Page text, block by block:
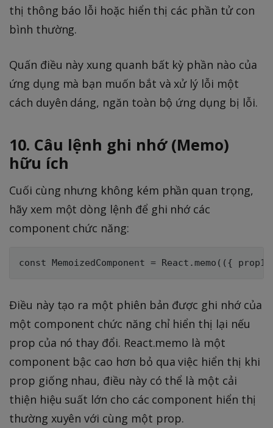
thị thông báo lỗi hoặc hiển thị các phần tử con
bình thường.
Quấn điều này xung quanh bất kỳ phần nào của
ứng dụng mà bạn muốn bắt và xử lý lỗi một
cách duyên dáng, ngăn toàn bộ ứng dụng bị lỗi.
10. Câu lệnh ghi nhớ (Memo)
hữu ích
Cuối cùng nhưng không kém phần quan trọng,
hãy xem một dòng lệnh để ghi nhớ các
component chức năng:
Điều này tạo ra một phiên bản được ghi nhớ của
một component chức năng chỉ hiển thị lại nếu
prop của nó thay đổi. React.memo là một
component bậc cao hơn bỏ qua việc hiển thị khi
prop giống nhau, điều này có thể là một cải
thiện hiệu suất lớn cho các component hiển thị
thường xuyên với cùng một prop.